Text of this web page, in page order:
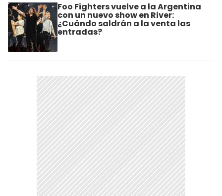
Foo Fighters vuelve a la Argentina
con un nuevo show en River:
¿Cuándo saldrán a la venta las
entradas?